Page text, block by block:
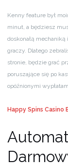
Kenny feature był
minut, a będziesz
doskonałą
graczy. Dlatego
stronie, będzie grać
poruszające się po
opóźnionymi
Happy Spins Casino